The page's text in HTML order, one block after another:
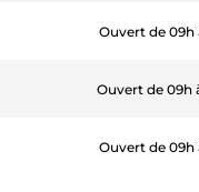
Ouvert de 09h
Ouvert de 09h
Ouvert de 09h
Ouvert de 09h